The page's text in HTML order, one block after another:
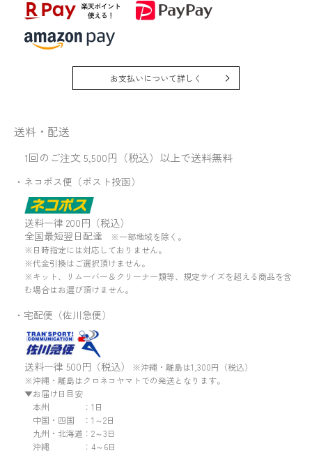
お支払いについて詳しく
送料・配送
1回のご注文 5,500円（税込）以上で送料無料
・ネコポス便（ポスト投函）
送料一律 200円（税込）
全国最短翌日配達 ※一部地域を除く。
※日時指定には対応しておりません。
※代金引換はご選択頂けません。
※キット、リムーバー＆クリーナー類等、規定サイズを超える商品を含
む場合はお選び頂けません。
・宅配便（佐川急便）
送料一律 500円（税込）
※沖縄・離島は1,300円（税込）
※沖縄・離島はクロネコヤマトでの発送となります。
▼お届け日目安
本州 ：1日
中国・四国 ：1～2日
九州・北海道：2～3日
沖縄 ：4～6日